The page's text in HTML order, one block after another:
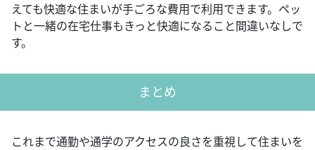
えても快適な住まいが手ごろな費用で利用できます。ペッ
トと一緒の在宅仕事もきっと快適になること間違いなしで
す。
まとめ
これまで通勤や通学のアクセスの良さを重視して住まいを